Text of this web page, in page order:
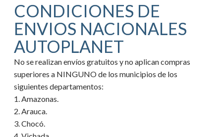
CONDICIONES DE
ENVIOS NACIONALES
AUTOPLANET
No se realizan envíos gratuitos y no aplican compras
superiores a NINGUNO de los municipios de los
siguientes departamentos:
1. Amazonas.
2. Arauca.
3. Chocó.